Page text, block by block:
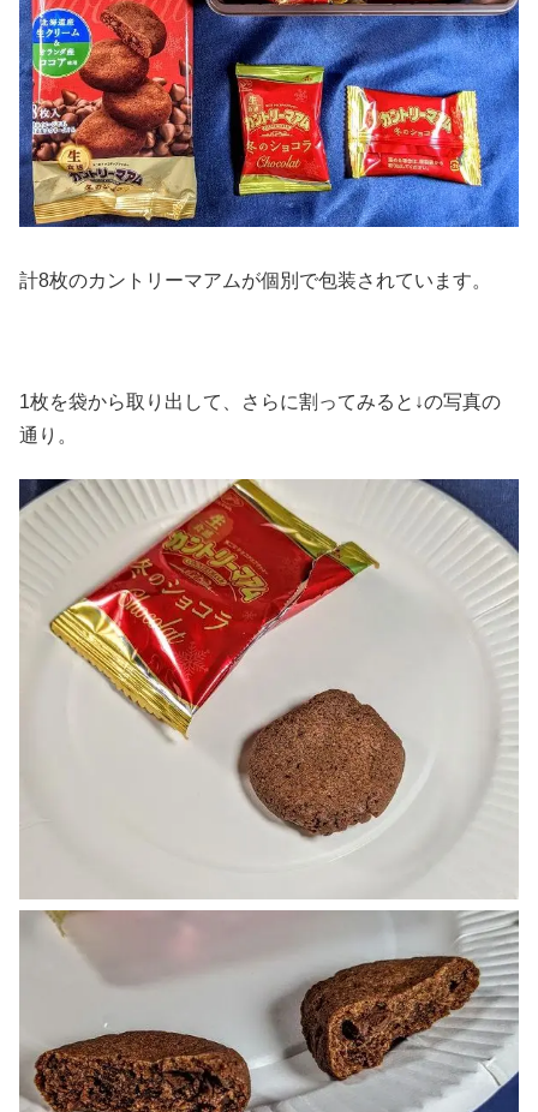
計8枚のカントリーマアムが個別で包装されています。
1枚を袋から取り出して、さらに割ってみると↓の写真の
通り。